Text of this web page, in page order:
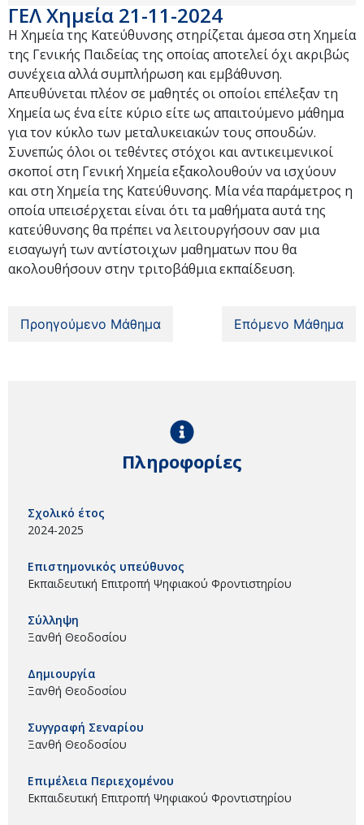
ΓΕΛ Χημεία 21-11-2024
Η Χημεία της Κατεύθυνσης στηρίζεται άμεσα στη Χημεία
της Γενικής Παιδείας της οποίας αποτελεί όχι ακριβώς
συνέχεια αλλά συμπλήρωση και εμβάθυνση.
Απευθύνεται πλέον σε μαθητές οι οποίοι επέλεξαν τη
Χημεία ως ένα είτε κύριο είτε ως απαιτούμενο μάθημα
για τον κύκλο των μεταλυκειακών τους σπουδών.
Συνεπώς όλοι οι τεθέντες στόχοι και αντικειμενικοί
σκοποί στη Γενική Χημεία εξακολουθούν να ισχύουν
και στη Χημεία της Κατεύθυνσης. Μία νέα παράμετρος η
οποία υπεισέρχεται είναι ότι τα μαθήματα αυτά της
κατεύθυνσης θα πρέπει να λειτουργήσουν σαν μια
εισαγωγή των αντίστοιχων μαθηματων που θα
ακολουθήσουν στην τριτοβάθμια εκπαίδευση.
Προηγούμενο Μάθημα Επόμενο Μάθημα
Πληροφορίες
Σχολικό έτος
2024-2025
Επιστημονικός υπεύθυνος
Εκπαιδευτική Επιτροπή Ψηφιακού Φροντιστηρίου
Σύλληψη
Ξανθή Θεοδοσίου
Δημιουργία
Ξανθή Θεοδοσίου
Συγγραφή Σεναρίου
Ξανθή Θεοδοσίου
Επιμέλεια Περιεχομένου
Εκπαιδευτική Επιτροπή Ψηφιακού Φροντιστηρίου